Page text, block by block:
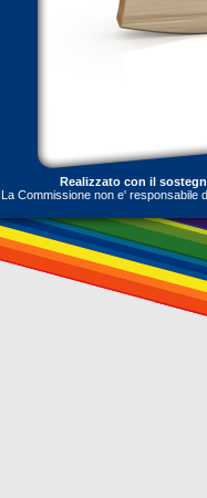
Realizzato con il
La Commissione non e' responsabile